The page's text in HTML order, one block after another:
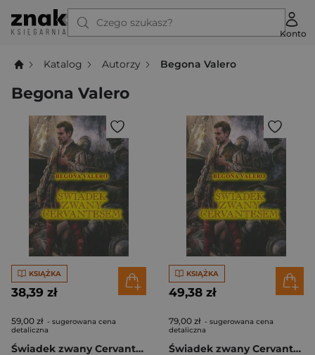
Czego szukasz?
Konto
Katalog Autorzy Begona Valero
Begona Valero
KSIĄŻKA
38,39 zł
59,00 zł - sugerowana cena
detaliczna
Świadek zwany Cervantesem BR
KSIĄŻKA
49,38 zł
79,00 zł - sugerowana cena
detaliczna
Świadek zwany Cervantesem TW